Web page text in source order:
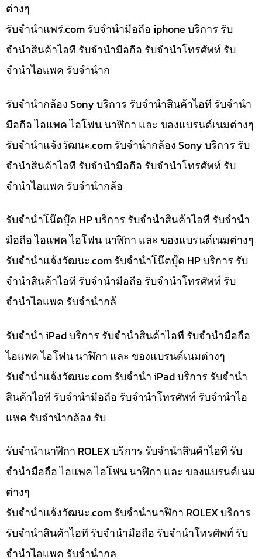
ต่างๆ
รับจํานําแพร่.com รับจำนำมือถือ iphone บริการ รับ
จำนำสินค้าไอที รับจำนำมือถือ รับจำนำโทรศัพท์ รับ
จำนำไอแพค รับจำนำก
รับจำนำกล้อง Sony บริการ รับจำนำสินค้าไอที รับจำนำ
มือถือ ไอแพค ไอโฟน นาฬิกา และ ของแบรนด์เนมต่างๆ
รับจํานําแจ้งวัฒนะ.com รับจำนำกล้อง Sony บริการ รับ
จำนำสินค้าไอที รับจำนำมือถือ รับจำนำโทรศัพท์ รับ
จำนำไอแพค รับจำนำกล้อ
รับจำนำโน๊ตบุ๊ค HP บริการ รับจำนำสินค้าไอที รับจำนำ
มือถือ ไอแพค ไอโฟน นาฬิกา และ ของแบรนด์เนมต่างๆ
รับจํานําแจ้งวัฒนะ.com รับจำนำโน๊ตบุ๊ค HP บริการ รับ
จำนำสินค้าไอที รับจำนำมือถือ รับจำนำโทรศัพท์ รับ
จำนำไอแพค รับจำนำกล้
รับจำนำ iPad บริการ รับจำนำสินค้าไอที รับจำนำมือถือ
ไอแพค ไอโฟน นาฬิกา และ ของแบรนด์เนมต่างๆ
รับจํานําแจ้งวัฒนะ.com รับจำนำ iPad บริการ รับจำนำ
สินค้าไอที รับจำนำมือถือ รับจำนำโทรศัพท์ รับจำนำไอ
แพค รับจำนำกล้อง รับ
รับจำนำนาฬิกา ROLEX บริการ รับจำนำสินค้าไอที รับ
จำนำมือถือ ไอแพค ไอโฟน นาฬิกา และ ของแบรนด์เนม
ต่างๆ
รับจํานําแจ้งวัฒนะ.com รับจำนำนาฬิกา ROLEX บริการ
รับจำนำสินค้าไอที รับจำนำมือถือ รับจำนำโทรศัพท์ รับ
จำนำไอแพค รับจำนำกล